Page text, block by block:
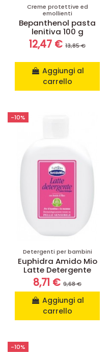
Creme protettive ed
emollienti
Bepanthenol pasta
lenitiva 100 g
12,47 € 13,85 €
Aggiungi al
carrello
-10%
Detergenti per bambini
Euphidra Amido Mio
Latte Detergente
8,71 € 9,68 €
Aggiungi al
carrello
-10%